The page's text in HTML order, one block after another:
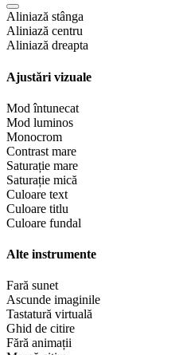
Aliniază stânga
Aliniază centru
Aliniază dreapta
Ajustări vizuale
Mod întunecat
Mod luminos
Monocrom
Contrast mare
Saturație mare
Saturație mică
Culoare text
Culoare titlu
Culoare fundal
Alte instrumente
Fară sunet
Ascunde imaginile
Tastatură virtuală
Ghid de citire
Fără animații